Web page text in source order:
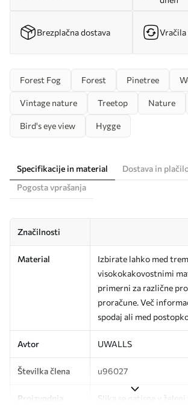
Brezplačna dostava Vračila
Forest Fog Forest Pinetree
Vintage nature Treetop Nature
Bird's eye view Hygge
Specifikacije in material
Dostava in
Pogosta vprašanja
Značilnosti
Material
Izbirate lahko med
visokokakovostnimi
primerni za različne
proračune. Več
spodaj ali med
Avtor UWALLS
Številka člena u96027
Proizvodnja
Slika se natisne v